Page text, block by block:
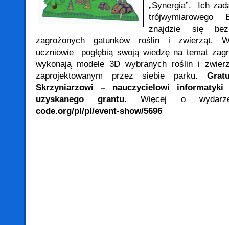
„Synergia”. Ich
znajdzie się
zagrożonych gatunków roślin i zwierząt.
uczniowie pogłębią swoją wiedzę na temat
wykonają modele 3D wybranych roślin i
zaprojektowanym przez siebie parku.
Skrzyniarzowi – nauczycielowi
uzyskanego grantu.Więcej o
code.org/pl/pl/event-show/5696